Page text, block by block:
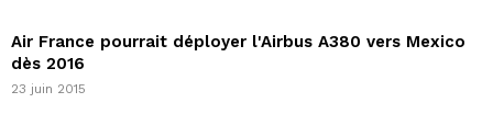
Air France pourrait déployer l'Airbus A380 vers Mexico
dès 2016
23 juin 2015